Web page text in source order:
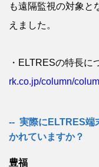
も遠隔監視の対象と
えました。
・ELTRESの特長に
rk.co.jp/column/
実際にELTRES端
かれていますか？
豊福